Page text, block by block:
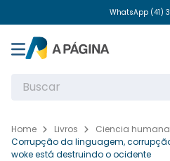
WhatsApp (41)
Desconto de 5% no pix (Não aplicável
Buscar
Livros Ciencia humana
Corrupção da linguagem,
woke está destruindo o ocidente